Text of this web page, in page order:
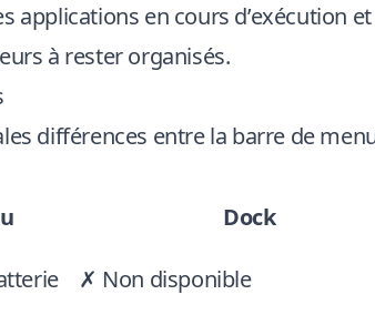
applications en cours d’exécution
à rester organisés.
différences entre la barre de
Dock
✗ Non disponible